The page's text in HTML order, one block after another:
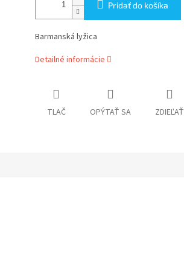
Pridať do košíka
Barmanská lyžica
Detailné informácie
TLAČ OPÝTAŤ SA ZDIEĽAŤ